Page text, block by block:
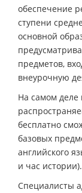
обеспечение
ступени
основной
предметов,
внеурочную
На самом деле
бесплатно
базовых
английского
и час истории).
Специалисты